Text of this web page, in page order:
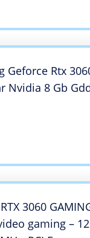
Geforce Rtx
Nvidia 8 Gb
3060
gaming –